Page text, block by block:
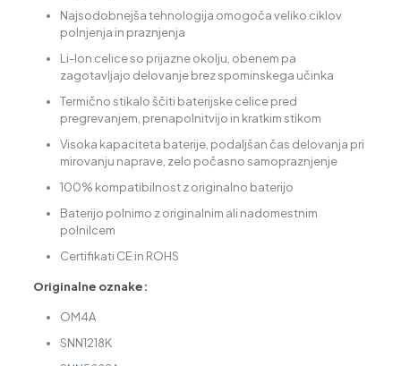
Najsodobnejša tehnologija omogoča veliko ciklov
polnjenja in praznjenja
Li-Ion celice so prijazne okolju, obenem pa
zagotavljajo delovanje brez spominskega učinka
Termično stikalo ščiti baterijske celice pred
pregrevanjem, prenapolnitvijo in kratkim stikom
Visoka kapaciteta baterije, podaljšan čas delovanja pri
mirovanju naprave, zelo počasno samopraznjenje
100% kompatibilnost z originalno baterijo
Baterijo polnimo z originalnim ali nadomestnim
polnilcem
Certifikati CE in ROHS
Originalne oznake:
OM4A
SNN1218K